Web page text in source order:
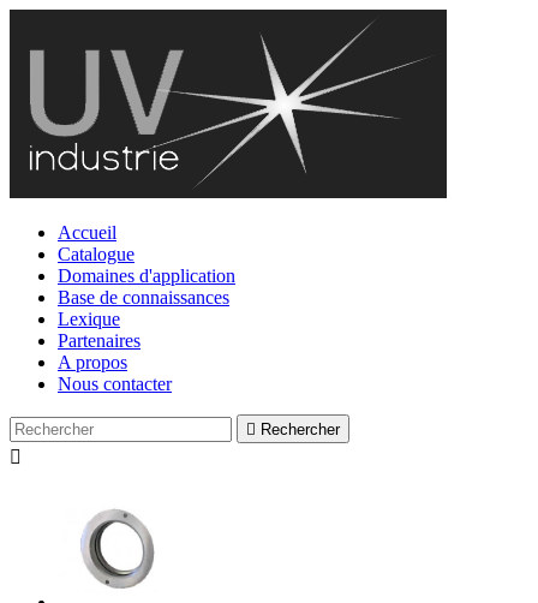
Accueil
Catalogue
Domaines d'application
Base de connaissances
Lexique
Partenaires
A propos
Nous contacter
 Rechercher
